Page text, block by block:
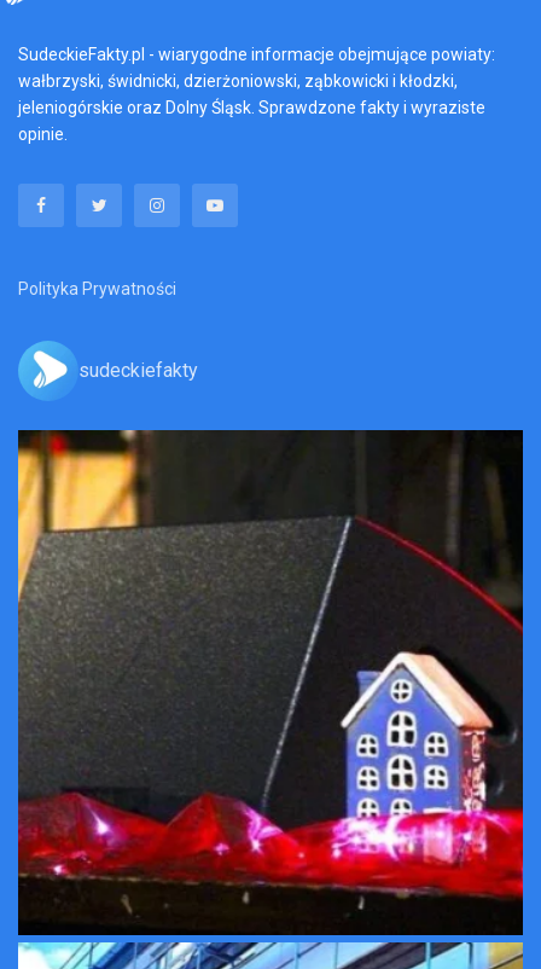
SudeckieFakty.pl - wiarygodne informacje obejmujące powiaty:
wałbrzyski, świdnicki, dzierżoniowski, ząbkowicki i kłodzki,
jeleniogórskie oraz Dolny Śląsk. Sprawdzone fakty i wyraziste
opinie.
Polityka Prywatności
sudeckiefakty